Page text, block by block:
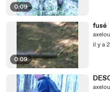
0:09
0:09
fusé
il y a